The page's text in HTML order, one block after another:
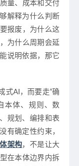
量、成本和交付
解释为什么判断
报废，为什么这
为什么周期会延
说明依据，那它
式AI，而要走“确
本体、规则、数
规划、编排和表
有确定性约束，
架构，不是让大
在本体边界内拆